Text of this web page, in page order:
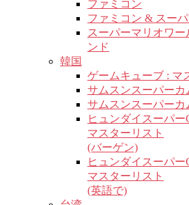
ファミコン
ファミコン & スー
スーパーマリオワ
ンド
韓国
ゲームキューブ : マ
サムスンスーパー
サムスンスーパー
ヒュンダイスーパー
マスターリスト
(バーゲン)
ヒュンダイスーパー
マスターリスト
(英語で)